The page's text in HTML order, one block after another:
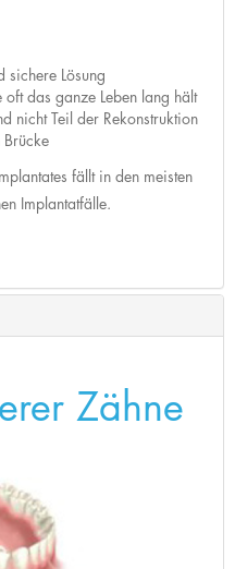
sichere Lösung
das ganze Leben lang hält
nicht Teil der Rekonstruktion
fällt in den meisten
Implantatfälle.
Zähne